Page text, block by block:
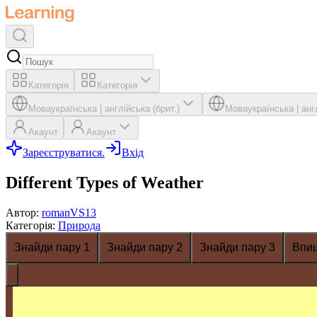
Категорія Категорія
Моваукраїнська англійська (брит.) Моваукраїнська
Акаунт Акаунт
Зареєструватися. Вхід
Different Types of Weather
Автор: romanVS13
Категорія: Природа
Знайди пару 1
Знайди пару 2 Знайди пару 3